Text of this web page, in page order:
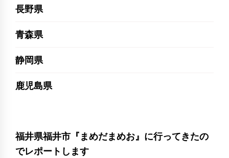
長野県
青森県
静岡県
鹿児島県
福井県福井市『まめだまめお』に行ってきたの
でレポートします